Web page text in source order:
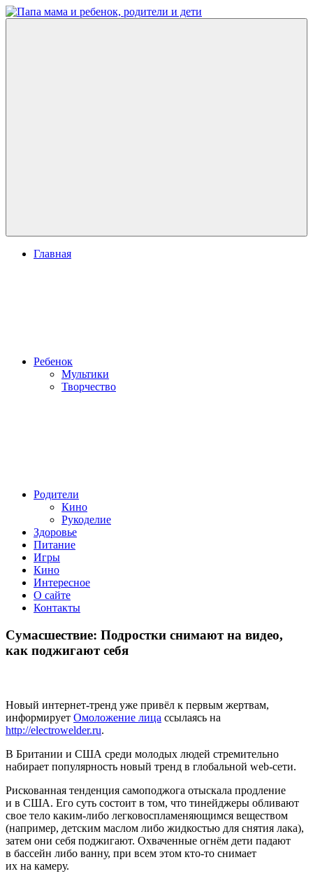
Перейти
к
Главная
Ребенок
Мультики
Творчество
Родители
Кино
Рукоделие
Здоровье
Питание
Игры
Кино
Интересное
О сайте
Контакты
Сумасшествие: Подростки снимают на видео,
как поджигают себя
Новый интернет-тренд уже привёл к первым жертвам,
информирует Омоложение лица ссылаясь на
http://electrowelder.ru.
В Британии и США среди молодых людей стремительно
набирает популярность новый тренд в глобальной web-сети.
Рискованная тенденция самоподжога отыскала продление
и в США. Его суть состоит в том, что тинейджеры обливают
свое тело каким-либо легковоспламеняющимся веществом
(например, детским маслом либо жидкостью для снятия лака),
затем они себя поджигают. Охваченные огнём дети падают
в бассейн либо ванну, при всем этом кто-то снимает
их на камеру.